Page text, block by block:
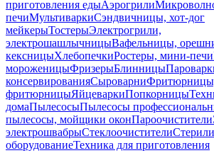
приготовления едыАэрогрили
печиМультиваркиСэндвичницы, хот-дог
мейкерыТостерыЭлектрогрили,
электрошашлычницыВафельницы,
кексницыХлебопечкиРостеры, мини-печи
мороженицыФризерыБлинницы
консервированияСыроварни
фритюрницыЯйцеваркиПопкорницы
домаПылесосыПылесосы
пылесосы, мойщики оконПароочистители
электрошвабрыСтеклоочистители
оборудованиеТехника для приготовления